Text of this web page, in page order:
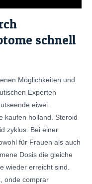
schnell
Möglichkeiten und
Experten
eiwei.
kaufen holland. Steroid
zyklus. Bei einer
für Frauen als auch
Dosis die gleiche
wieder erreicht sind.
onde comprar